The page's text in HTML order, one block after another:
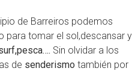
de Barreiros podemos
para tomar el sol,descansar y
Sin olvidar a los
de senderismo también por